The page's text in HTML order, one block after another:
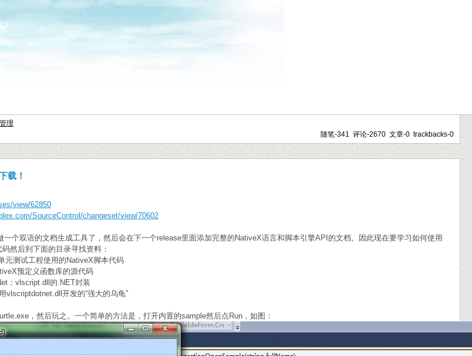
管理
随笔-341 评论-2670 文章-0 trackbacks-0
载！
view/62850
SourceControl/changeset/view/70602
个双语的文档生成工具了，然后会在下一个release里面添加完整的NativeX语言和脚本引擎API的文档。因此现在要学习如何使用
然后到下面的目录寻找资料：
测试工程使用的NativeX脚本代码
预定义函数库的源代码
：vlscript.dll的.NET封装
开发的“强大的乌龟”
，然后玩之。一个简单的方法是，打开内置的sample然后点Run，如图：